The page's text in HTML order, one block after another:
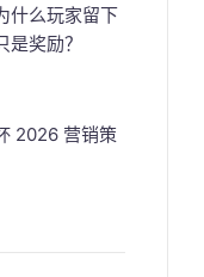
什么玩家留下
奖励？
2026 营销策